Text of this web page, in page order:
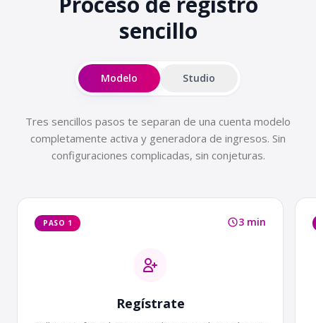
sencillo
Modelo Studio
Tres sencillos pasos te separan de una cuenta modelo
completamente activa y generadora de ingresos. Sin
configuraciones complicadas, sin conjeturas.
PASO 1 3 min
Regístrate